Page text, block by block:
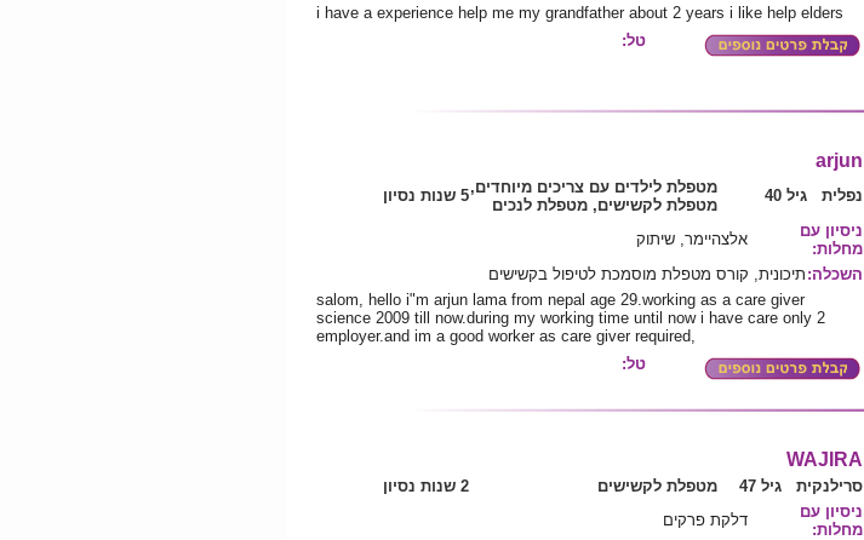
i have a experience help me my grandfather about 2 years i like help elders
טל:
arjun
נפלית גיל 40
מטפלת לילדים עם צריכים מיוחדים,
מטפלת לקשישים, מטפלת לנכים
5 שנות נסיון
ניסיון עם
מחלות:
אלצהיימר, שיתוק
השכלה: תיכונית, קורס מטפלת מוסמכת לטיפול בקשישים
salom, hello i"m arjun lama from nepal age 29.working as a care giver
science 2009 till now.during my working time until now i have care only 2
employer.and im a good worker as care giver required,
טל:
WAJIRA
סרילנקית גיל 47 מטפלת לקשישים
2 שנות נסיון
ניסיון עם
מחלות:
דלקת פרקים